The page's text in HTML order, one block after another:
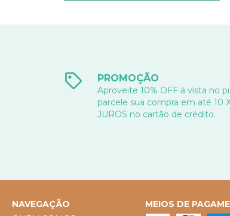
PROMOÇÃO
Aproveite 10% OFF à vista no
parcele sua compra em até 10
JUROS no cartão de crédito.
NAVEGAÇÃO
MEIOS DE